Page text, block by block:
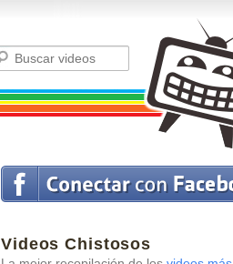
Videos Chistosos